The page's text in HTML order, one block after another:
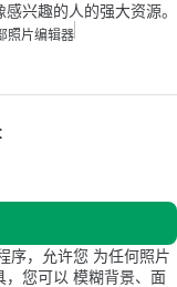
兴趣的人的强大资源。
照片编辑器
序，允许您 为任何照片
，您可以 模糊背景、面